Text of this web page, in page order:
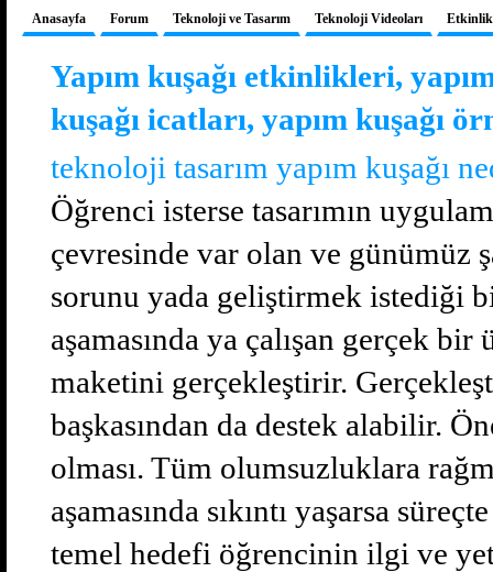
Anasayfa Forum Teknoloji ve Tasarım Teknoloji Videoları
Yapım kuşağı etkinlikleri,
kuşağı icatları, yapım kuşağı
teknoloji tasarım yapım kuşağı
Öğrenci isterse tasarımın
çevresinde var olan ve günümüz
sorunu yada geliştirmek istediği
aşamasında ya çalışan gerçek
maketini gerçekleştirir.
başkasından da destek alabilir.
olması. Tüm olumsuzluklara
aşamasında sıkıntı yaşarsa
temel hedefi öğrencinin ilgi ve